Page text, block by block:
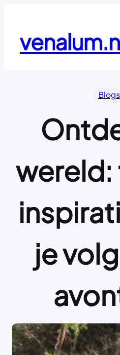
inhoud
Blogs
wereld:
je